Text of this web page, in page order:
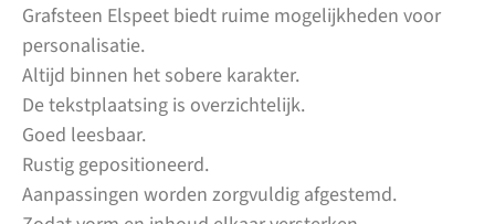
Grafsteen Elspeet biedt ruime mogelijkheden voor
personalisatie.
Altijd binnen het sobere karakter.
De tekstplaatsing is overzichtelijk.
Goed leesbaar.
Rustig gepositioneerd.
Aanpassingen worden zorgvuldig afgestemd.